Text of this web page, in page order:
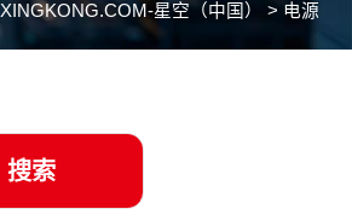
XINGKONG.COM-星空（中国） > 电源
搜索